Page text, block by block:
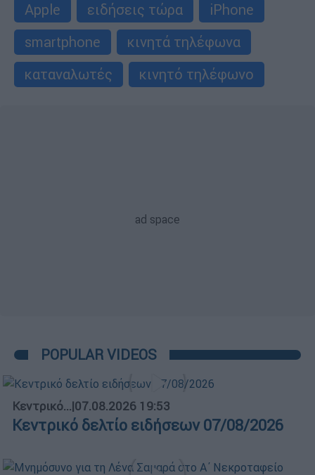
Apple ειδήσεις τώρα
iPhone
smartphone
κινητά τηλέφωνα
καταναλωτές
κινητό τηλέφωνο
POPULAR VIDEOS
Κεντρικό...|07.08.2026 19:53
Κεντρικό δελτίο ειδήσεων 07/08/2026